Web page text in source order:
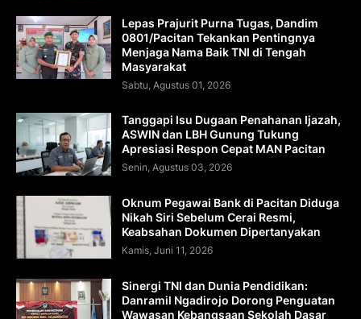
Lepas Prajurit Purna Tugas, Dandim
0801/Pacitan Tekankan Pentingnya
Menjaga Nama Baik TNI di Tengah
Masyarakat
Sabtu, Agustus 01, 2026
Tanggapi Isu Dugaan Penahanan Ijazah,
ASWIN dan LBH Gunung Tukung
Apresiasi Respon Cepat MAN Pacitan
Senin, Agustus 03, 2026
Oknum Pegawai Bank di Pacitan Diduga
Nikah Siri Sebelum Cerai Resmi,
Keabsahan Dokumen Dipertanyakan
Kamis, Juni 11, 2026
Sinergi TNI dan Dunia Pendidikan:
Danramil Ngadirojo Dorong Penguatan
Wawasan Kebangsaan Sekolah Dasar